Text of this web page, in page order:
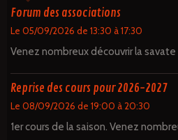
Forum des associations
Le 05/09/2026 de 13:30 à 17:30
Venez nombreux découvrir la
Reprise des cours pour 2026-2027
Le 08/09/2026 de 19:00 à 20:30
1er cours de la saison. Venez